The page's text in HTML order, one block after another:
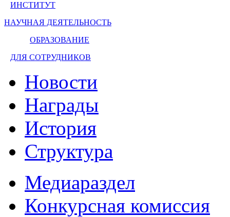
ИНСТИТУТ
НАУЧНАЯ ДЕЯТЕЛЬНОСТЬ
ОБРАЗОВАНИЕ
ДЛЯ СОТРУДНИКОВ
Новости
Награды
История
Структура
Медиараздел
Конкурсная комиссия